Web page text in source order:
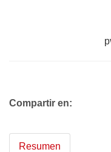
Compartir en:
Resumen